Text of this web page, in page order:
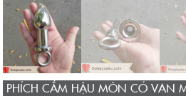
PHÍCH CẮM HẬU MÔN CÓ VAN